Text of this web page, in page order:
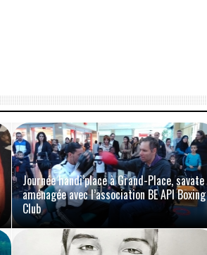
Journée handi’place à Grand-Place, savate
aménagée avec l’association BE API Boxing
Club